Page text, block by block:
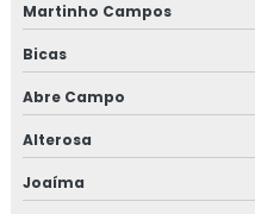
Treinamento em plano
sólidos
Treinamento em política
Treinamento em
auditoria
Martinho Campos
Bicas
Abre Campo
Alterosa
Joaíma